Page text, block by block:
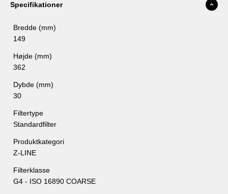
Specifikationer
Bredde (mm)
149
Højde (mm)
362
Dybde (mm)
30
Filtertype
Standardfilter
Produktkategori
Z-LINE
Filterklasse
G4 - ISO 16890 COARSE